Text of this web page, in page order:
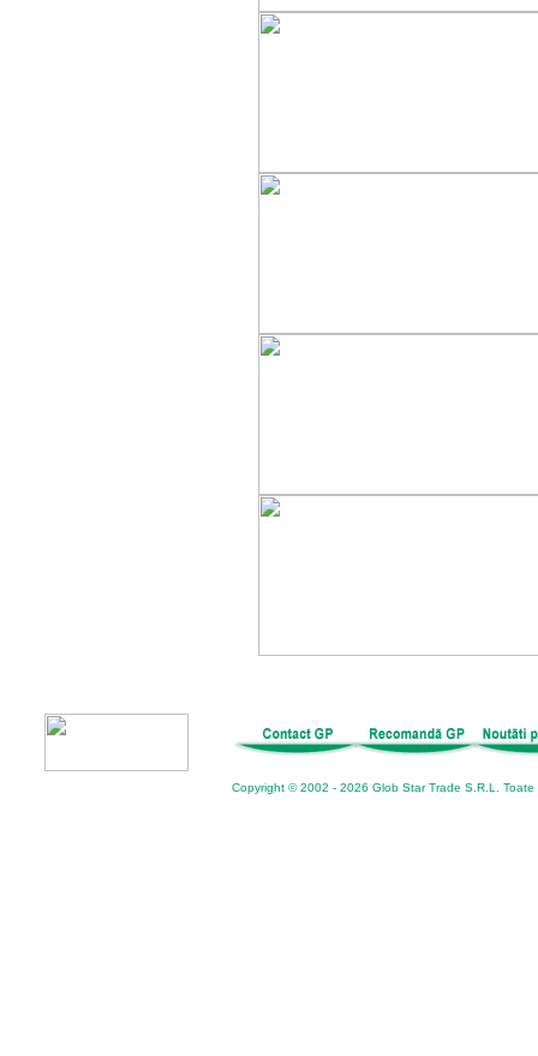
Copyright © 2002 - 2026 Glob Star Trade S.R.L.